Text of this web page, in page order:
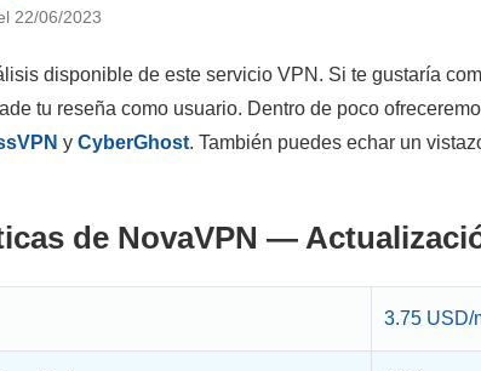
22/06/2023
disponible de este servicio VPN. Si te gustaría
tu reseña como usuario. Dentro de poco
y CyberGhost. También puedes echar un
de NovaVPN —
3.75 USD/